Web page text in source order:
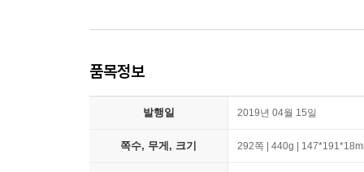
품목정보
발행일 2019년 04월 15일
쪽수, 무게, 크기 292쪽 | 440g |